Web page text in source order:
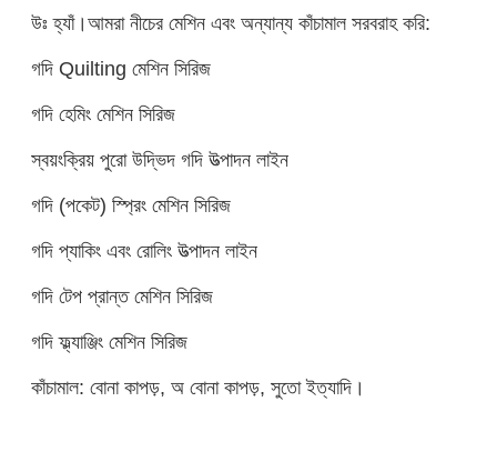
উঃ হ্যাঁ।আমরা নীচের মেশিন এবং অন্যান্য কাঁচামাল সরবরাহ করি:
গদি Quilting মেশিন সিরিজ
গদি হেমিং মেশিন সিরিজ
স্বয়ংক্রিয় পুরো উদ্ভিদ গদি উত্পাদন লাইন
গদি (পকেট) স্প্রিং মেশিন সিরিজ
গদি প্যাকিং এবং রোলিং উত্পাদন লাইন
গদি টেপ প্রান্ত মেশিন সিরিজ
গদি ফ্ল্যাঞ্জিং মেশিন সিরিজ
কাঁচামাল: বোনা কাপড়, অ বোনা কাপড়, সুতো ইত্যাদি।